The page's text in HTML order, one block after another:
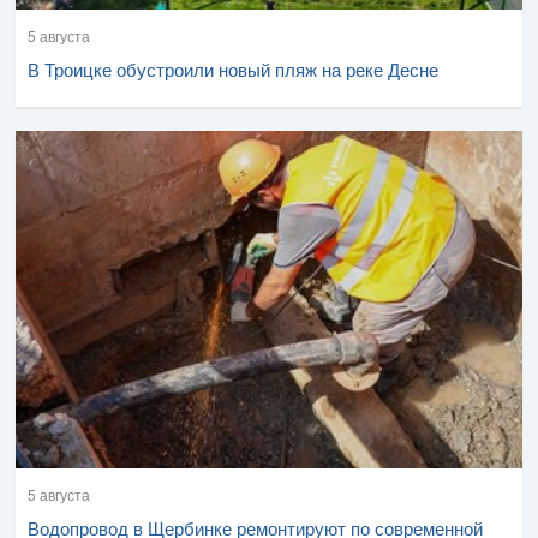
5 августа
В Троицке обустроили новый пляж на реке Десне
5 августа
Водопровод в Щербинке ремонтируют по современной